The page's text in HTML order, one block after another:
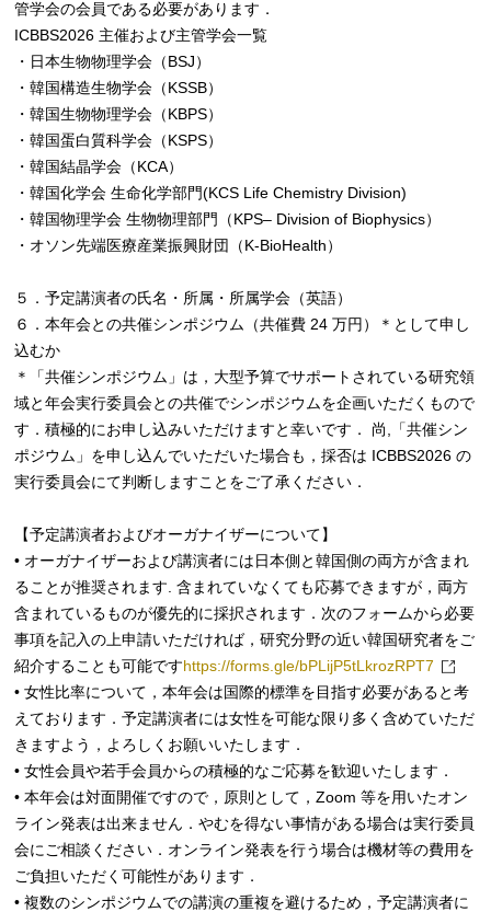
管学会の会員である必要があります．
ICBBS2026 主催および主管学会一覧
・日本生物物理学会（BSJ）
・韓国構造生物学会（KSSB）
・韓国生物物理学会（KBPS）
・韓国蛋白質科学会（KSPS）
・韓国結晶学会（KCA）
・韓国化学会 生命化学部門(KCS Life Chemistry Division)
・韓国物理学会 生物物理部門（KPS‒ Division of Biophysics）
・オソン先端医療産業振興財団（K-BioHealth）
５．予定講演者の⽒名・所属・所属学会（英語）
６．本年会との共催シンポジウム（共催費 24 万円）＊として申し
込むか
＊「共催シンポジウム」は，⼤型予算でサポートされている研究領
域と年会実⾏委員会との共催でシンポジウムを企画いただくもので
す．積極的にお申し込みいただけますと幸いです． 尚,「共催シン
ポジウム」を申し込んでいただいた場合も，採否は ICBBS2026 の
実行委員会にて判断しますことをご了承ください．
【予定講演者およびオーガナイザーについて】
• オーガナイザーおよび講演者には日本側と韓国側の両方が含まれ
ることが推奨されます. 含まれていなくても応募できますが，両方
含まれているものが優先的に採択されます．次のフォームから必要
事項を記入の上申請いただければ，研究分野の近い韓国研究者をご
紹介することも可能です https://forms.gle/bPLijP5tLkrozRPT7
• ⼥性⽐率について，本年会は国際的標準を⽬指す必要があると考
えております．予定講演者には⼥性を可能な限り多く含めていただ
きますよう，よろしくお願いいたします．
• ⼥性会員や若⼿会員からの積極的なご応募を歓迎いたします．
• 本年会は対面開催ですので，原則として，Zoom 等を用いたオン
ライン発表は出来ません．やむを得ない事情がある場合は実行委員
会にご相談ください．オンライン発表を行う場合は機材等の費用を
ご負担いただく可能性があります．
• 複数のシンポジウムでの講演の重複を避けるため，予定講演者に